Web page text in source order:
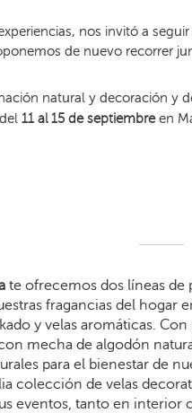
nos invitó a
de nuevo recorrer
natural y decoración y
11 al 15 de septiembreen
te ofrecemos dos líneas de
fragancias del hogar
y velas aromáticas.
mecha de algodón
para el bienestar de
colección de velas
eventos, tanto en